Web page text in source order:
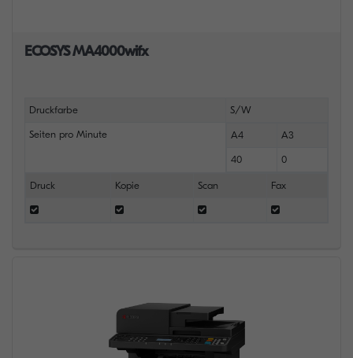
ECOSYS MA4000wifx
Druckfarbe S/W
Seiten pro Minute A4 A3
40 0
Druck Kopie Scan Fax